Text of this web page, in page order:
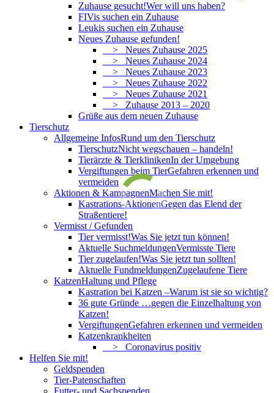
Zuhause gesucht!Wer will uns haben?
FIVis suchen ein Zuhause
Leukis suchen ein Zuhause
Neues Zuhause gefunden!
> Neues Zuhause 2025
> Neues Zuhause 2024
> Neues Zuhause 2023
> Neues Zuhause 2022
> Neues Zuhause 2021
> Zuhause 2013 – 2020
Grüße aus dem neuen Zuhause
Tierschutz
Allgemeine InfosRund um den Tierschutz
TierschutzNicht wegschauen – handeln!
Tierärzte & TierklinikenIn der Umgebung
Vergiftungen beim TierGefahren erkennen und
vermeiden
Aktionen & KampagnenMachen Sie mit!
Kastrations-AktionenGegen das Elend der
Straßentiere!
Vermisst / Gefunden
Tier vermisst!Was Sie jetzt tun können!
Aktuelle SuchmeldungenVermisste Tiere
Tier zugelaufen!Was Sie jetzt tun sollten!
Aktuelle FundmeldungenZugelaufene Tiere
KatzenHaltung und Pflege
Kastration bei Katzen –Warum ist sie so wichtig?
36 gute Gründe …gegen die Einzelhaltung von
Katzen!
VergiftungenGefahren erkennen und vermeiden
Katzenkrankheiten
> Coronavirus positiv
Helfen Sie mit!
Geldspenden
Tier-Patenschaften
Futter- und Sachspenden